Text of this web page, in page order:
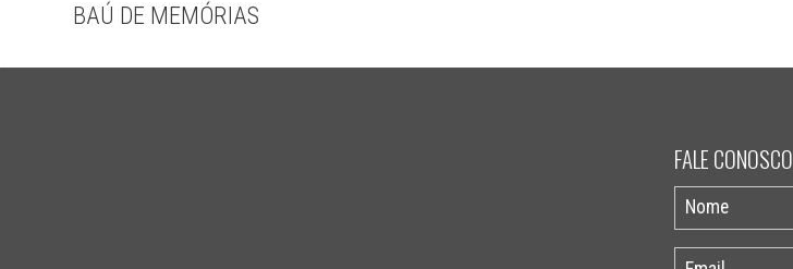
BAÚ DE MEMÓRIAS
FALE CONOSCO